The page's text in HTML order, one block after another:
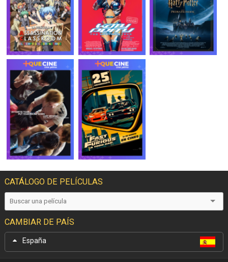
CATÁLOGO DE PELÍCULAS
CAMBIAR DE PAÍS
España